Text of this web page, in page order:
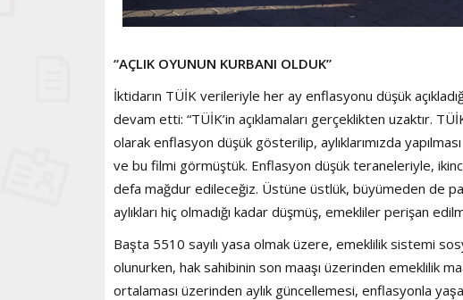
“AÇLIK OYUNUN KURBANI OLDUK”
İktidarın TÜİK verileriyle her ay enflasyonu düşük
devam etti: “TÜİK’in açıklamaları gerçeklikten uzaktır.
olarak enflasyon düşük gösterilip, aylıklarımızda
ve bu filmi görmüştük. Enflasyon düşük teraneleriyle,
defa mağdur edileceğiz. Üstüne üstlük, büyümeden de
aylıkları hiç olmadığı kadar düşmüş, emekliler perişan
Başta 5510 sayılı yasa olmak üzere, emeklilik sistemi
olunurken, hak sahibinin son maaşı üzerinden emeklilik
ortalaması üzerinden aylık güncellemesi, enflasyonla